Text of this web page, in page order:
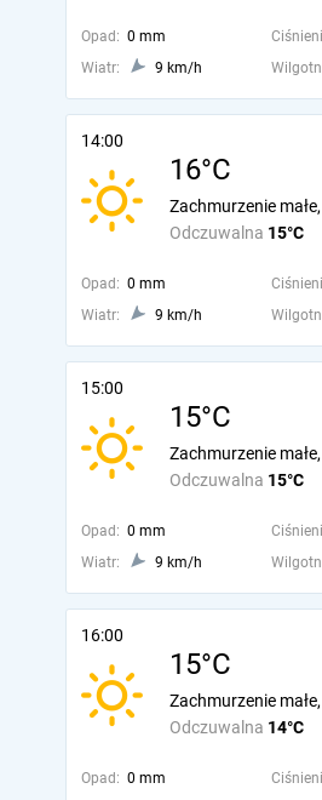
Opad: 0 mm
Wiatr:
9 km/h
14:00
16°C
Odczuwalna 15°C
Zachmurzenie
Opad: 0 mm
Wiatr:
9 km/h
15:00
15°C
Odczuwalna 15°C
Zachmurzenie
Opad: 0 mm
Wiatr:
9 km/h
16:00
15°C
Odczuwalna 14°C
Zachmurzenie
Opad: 0 mm